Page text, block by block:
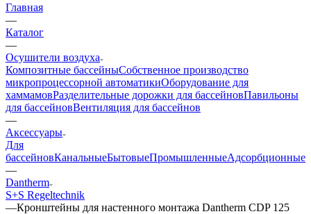
Главная
—
Каталог
—
Осушители воздуха
Композитные бассейныСобственное производство
микропроцессорной автоматикиОборудование для
хаммамовРазделительные дорожки для бассейновПавильоны
для бассейновВентиляция для бассейнов
—
Аксессуары
Для
бассейновКанальныеБытовыеПромышленныеАдсорбционные
—
Dantherm
S+S Regeltechnik
—Кронштейны для настенного монтажа Dantherm CDP 125